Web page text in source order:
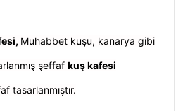
Muhabbet kuşu, kanarya gibi
şeffaf kuş kafesi
tasarlanmıştır.